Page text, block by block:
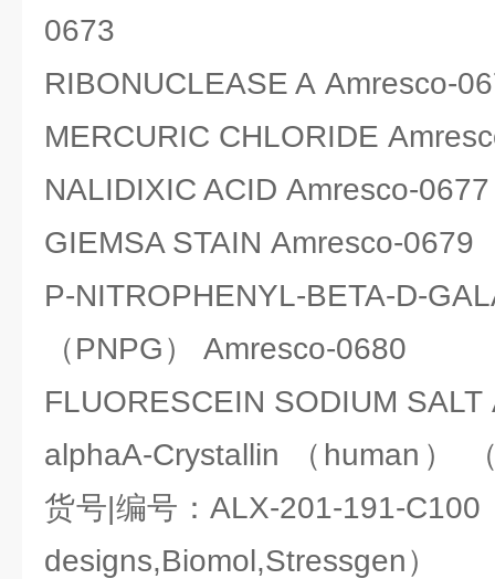
0673
RIBONUCLEASE A Amresco-
MERCURIC CHLORIDE
NALIDIXIC ACID Amresco-0677
GIEMSA STAIN Amresco-0679
P-NITROPHENYL-BETA-D-
（PNPG） Amresco-0680
FLUORESCEIN SODIUM
alphaA-Crystallin （human）
货号|编号：ALX-201-191-C100
designs,Biomol,Stressgen）